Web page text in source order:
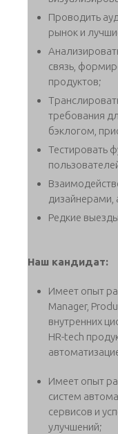
Проводить
рынок и
связь,
продуктов;
требования
бэклогом,
Тестировать
дизайнерами,
Редкие
Наш кандидат:
Имеет опыт
Manager,
внутренних
HR-tech
Имеет опыт
систем
сервисов и
улучшений;